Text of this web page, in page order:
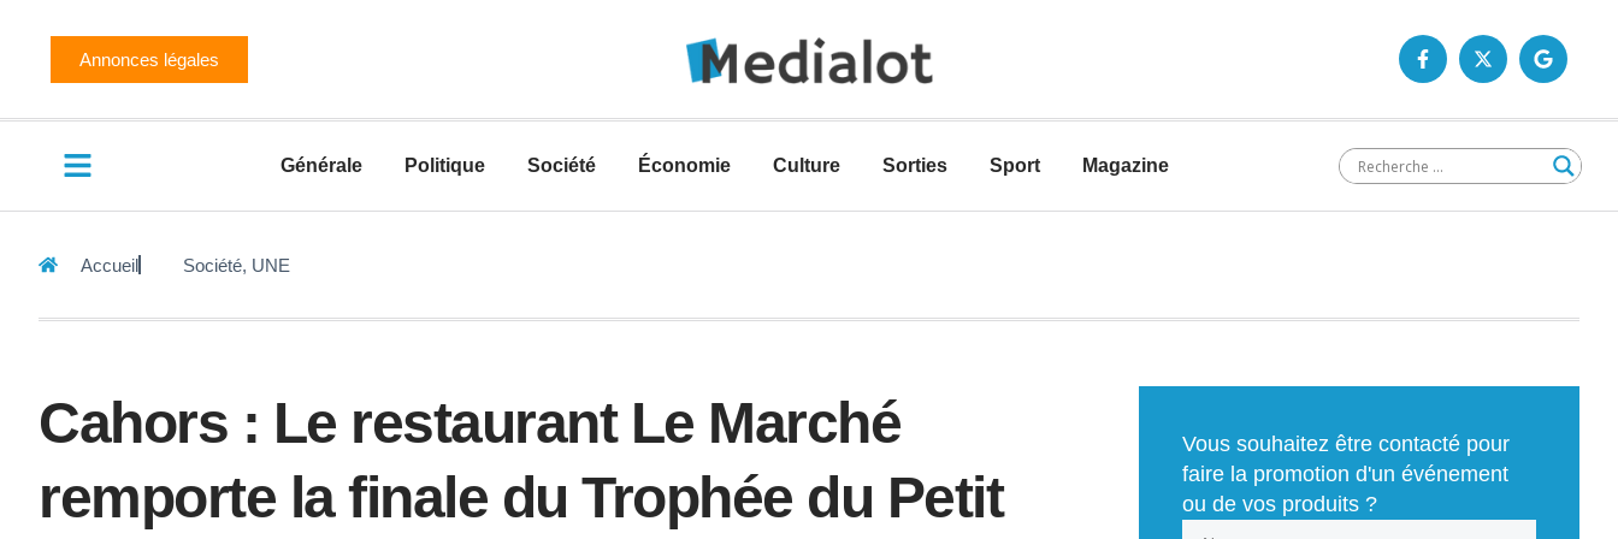
Annonces légales
Générale Politique Société Économie Culture Sorties Sport Magazine
Accueil Société, UNE
Cahors : Le restaurant Le Marché
remporte la finale du Trophée du Petit
Vous souhaitez être contacté pour
faire la promotion d'un événement
ou de vos produits ?